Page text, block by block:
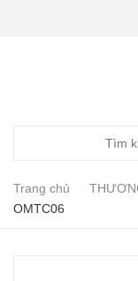
Trang chủ
OMTC06